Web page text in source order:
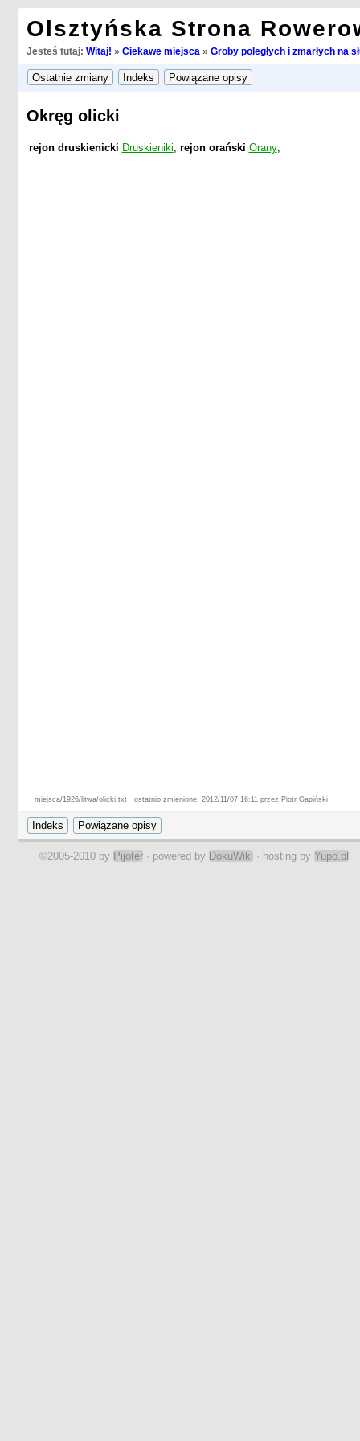
Olsztyńska Strona
Jesteś tutaj: Witaj! » Ciekawe miejsca » Groby poległych i zmarłych na
Okręg olicki
rejon druskienicki Druskieniki; rejon orański Orany;
miejsca/1926/litwa/olicki.txt · ostatnio zmienione: 2012/11/07 16:11 przez Piotr Gapiński
©2005-2010 by Pijoter · powered by DokuWiki · hosting by Yupo.pl